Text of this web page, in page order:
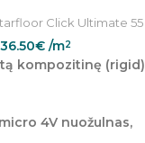
Click Ultimate 55
36.50€ /m2
kompozitinę (rigid)
micro 4Vnuožulnas,